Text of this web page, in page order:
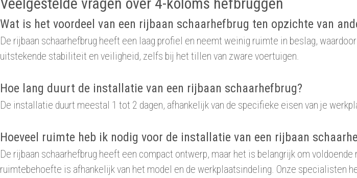
Wat is het voordeel van een rijbaan schaarhefbrug ten opzichte van
De rijbaan schaarhefbrug heeft een laag profiel en neemt weinig ruimte in beslag,
uitstekende stabiliteit en veiligheid, zelfs bij het tillen van zware voertuigen.
Hoe lang duurt de installatie van een rijbaan schaarhefbrug?
De installatie duurt meestal 1 tot 2 dagen, afhankelijk van de specifieke eisen van je
Hoeveel ruimte heb ik nodig voor de installatie van een rijbaan
De rijbaan schaarhefbrug heeft een compact ontwerp, maar het is belangrijk om
ruimtebehoefte is afhankelijk van het model en de werkplaatsindeling. Onze specialisten